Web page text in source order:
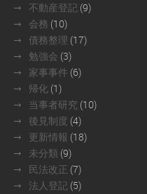
不動産登記 (9)
会務 (10)
債務整理 (17)
勉強会 (3)
家事事件 (6)
帰化 (1)
当事者研究 (10)
後見制度 (4)
更新情報 (18)
未分類 (9)
民法改正 (7)
法人登記 (5)